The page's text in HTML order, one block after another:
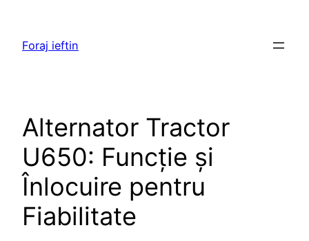
content
Foraj ieftin
Alternator Tractor
U650: Funcție și
Înlocuire pentru
Fiabilitate